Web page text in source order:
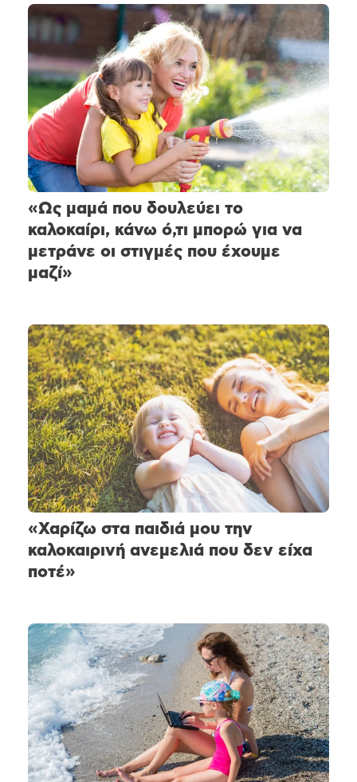
«Ως μαμά που δουλεύει το
καλοκαίρι, κάνω ό,τι μπορώ για να
μετράνε οι στιγμές που έχουμε
μαζί»
«Χαρίζω στα παιδιά μου την
καλοκαιρινή ανεμελιά που δεν είχα
ποτέ»